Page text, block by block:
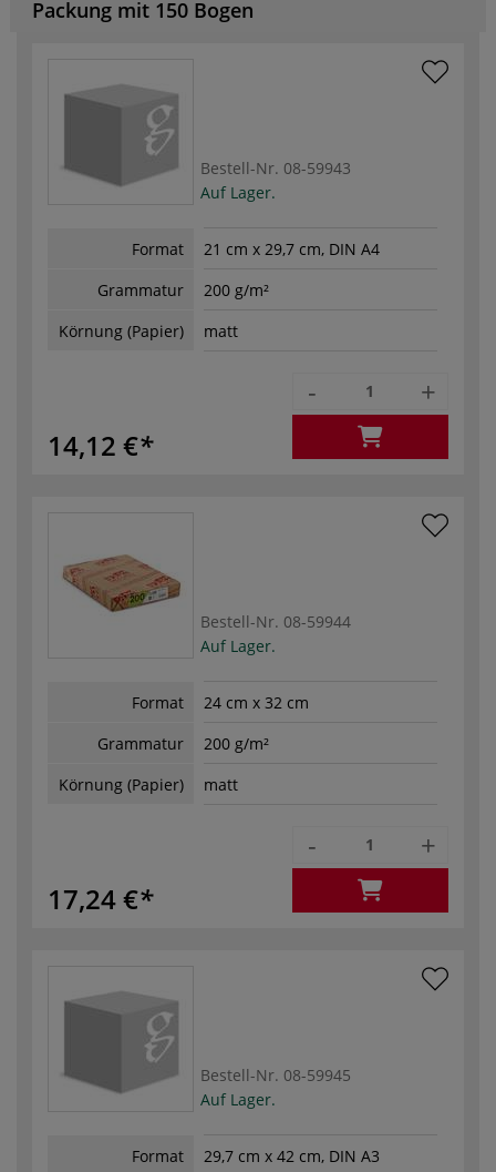
Packung mit 150 Bogen
Bestell-Nr. 08-59943
Auf Lager.
Format
21 cm x 29,7 cm, DIN A4
Grammatur
200 g/m²
Körnung (Papier)
matt
14,12 €
- +
Bestell-Nr. 08-59944
Auf Lager.
Format
24 cm x 32 cm
Grammatur
200 g/m²
Körnung (Papier)
matt
17,24 €
- +
Bestell-Nr. 08-59945
Auf Lager.
Format
29,7 cm x 42 cm, DIN A3